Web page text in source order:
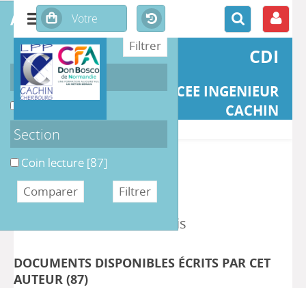
CDI
LYCEE INGENIEUR
CACHIN
>> Retour
DÉTAIL DE L'AUTEUR
Auteur Emmanuel Deslouis
DOCUMENTS DISPONIBLES ÉCRITS PAR CET
AUTEUR (87)
affiner ou comparer
Support
Section
Coin lecture [87]